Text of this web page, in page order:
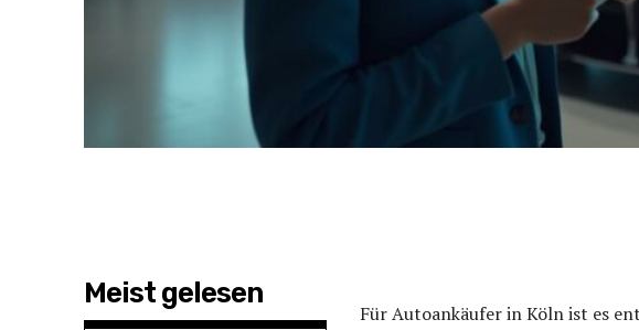
Meist gelesen
Für Autoankäufer in Köln ist es